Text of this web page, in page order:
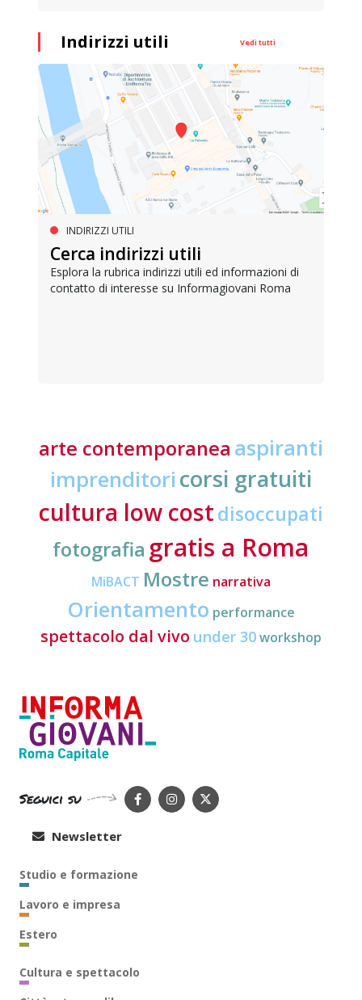
Indirizzi utili Vedi tutti
INDIRIZZI UTILI
Cerca indirizzi utili
Esplora la rubrica indirizzi utili ed informazioni di
contatto di interesse su Informagiovani Roma
arte contemporanea aspiranti
imprenditori corsi gratuiti
cultura low costdisoccupati
fotografia gratis a Roma
MiBACT Mostre narrativa
Orientamento performance
spettacolo dal vivo under 30workshop
Seguici su
Newsletter
Studio e formazione
Lavoro e impresa
Estero
Cultura e spettacolo